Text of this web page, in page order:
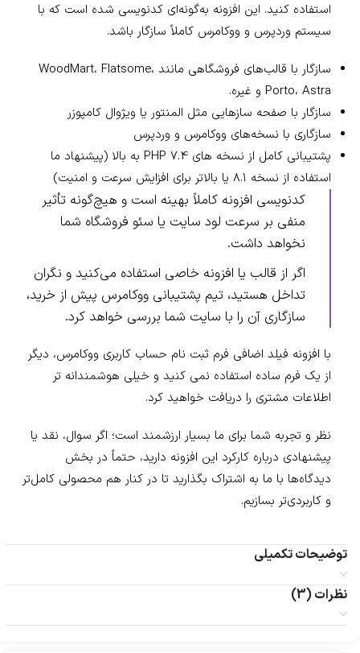
استفاده کنید. این افزونه به‌گونه‌ای کدنویسی شده است که با
سیستم وردپرس و ووکامرس کاملاً سازگار باشد.
سازگار با قالب‌های فروشگاهی مانند WoodMart، Flatsome،
Porto، Astra و غیره.
سازگار با صفحه سازهایی مثل المنتور یا ویژوال کامپوزر
سازگاری با نسخه‌های ووکامرس و وردپرس
پشتیبانی کامل از نسخه های PHP 7.4 به بالا (پیشنهاد ما
استفاده از نسخه ۸.۱ یا بالاتر برای افزایش سرعت و امنیت)
کدنویسی افزونه کاملاً بهینه است و هیچ‌گونه تأثیر
منفی بر سرعت لود سایت یا سئو فروشگاه شما
نخواهد داشت.
اگر از قالب یا افزونه خاصی استفاده می‌کنید و نگران
تداخل هستید، تیم پشتیبانی ووکامرس پیش از خرید،
سازگاری آن را با سایت شما بررسی خواهد کرد.
با افزونه فیلد اضافی فرم ثبت نام حساب کاربری ووکامرس، دیگر
از یک فرم ساده استفاده نمی کنید و خیلی هوشمندانه تر
اطلاعات مشتری را دریافت خواهید کرد.
نظر و تجربه شما برای ما بسیار ارزشمند است؛ اگر سوال، نقد یا
پیشنهادی درباره کارکرد این افزونه دارید، حتماً در بخش
دیدگاه‌ها با ما به اشتراک بگذارید تا در کنار هم محصولی کامل‌تر
و کاربردی‌تر بسازیم.
توضیحات تکمیلی
نظرات (3)